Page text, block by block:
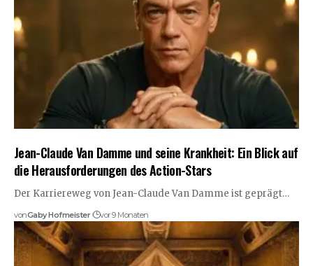
Jean-Claude Van Damme und seine Krankheit: Ein Blick auf
die Herausforderungen des Action-Stars
Der Karriereweg von Jean-Claude Van Damme ist geprägt…
vonGaby Hofmeister vor 9 Monaten